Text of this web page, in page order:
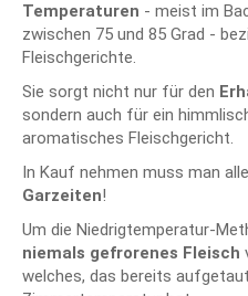
Temperaturen - meist im
zwischen 75 und 85 Grad -
Fleischgerichte.
Sie sorgt nicht nur für den
sondern auch für ein
aromatisches Fleischgericht.
In Kauf nehmen muss man
Garzeiten!
Um die Niedrigtemperatur-
niemals gefrorenes Fleisch
welches, das bereits